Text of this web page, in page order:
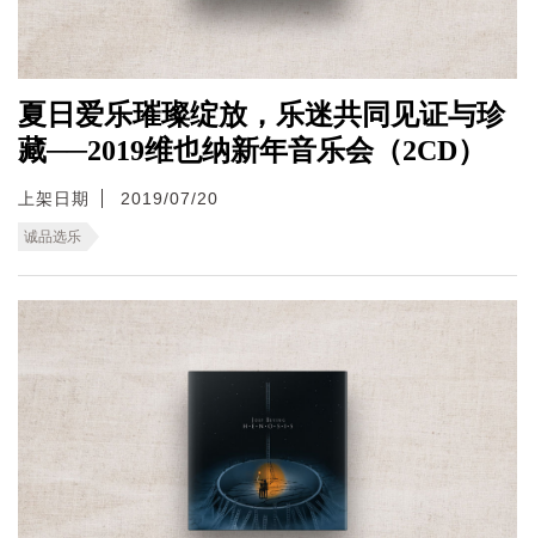
夏日爱乐璀璨绽放，乐迷共同见证与珍
藏──2019维也纳新年音乐会（2CD）
上架日期 2019/07/20
诚品选乐